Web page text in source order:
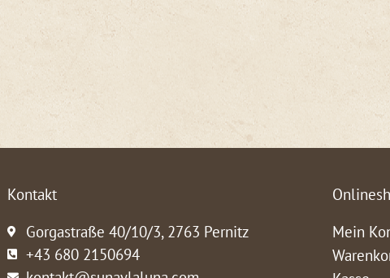
Kontakt
Gorgastraße 40/10/3, 2763 Pernitz
+43 680 2150694
Mein